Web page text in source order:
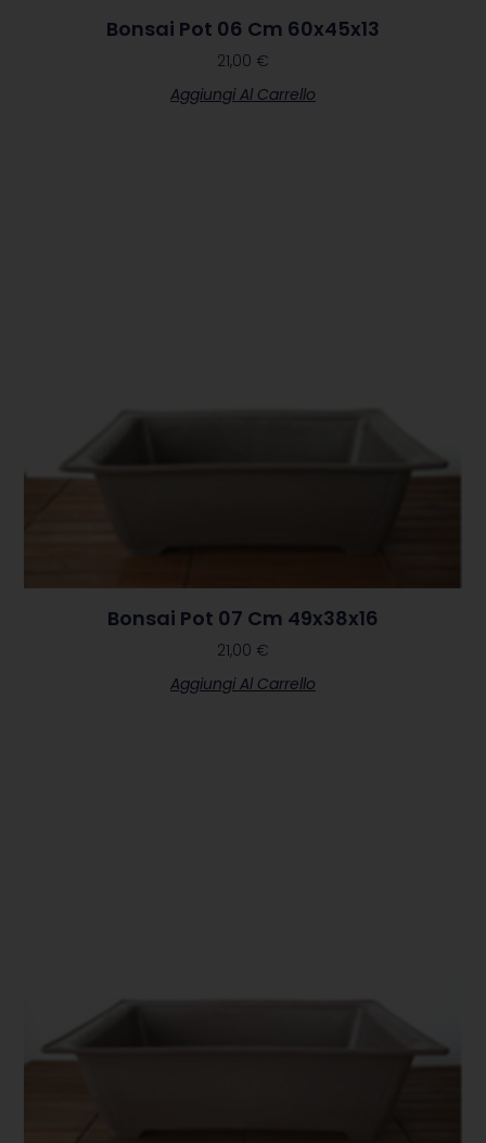
Bonsai Pot 06 Cm 60x45x13
21,00 €
Aggiungi Al Carrello
Bonsai Pot 07 Cm 49x38x16
21,00 €
Aggiungi Al Carrello